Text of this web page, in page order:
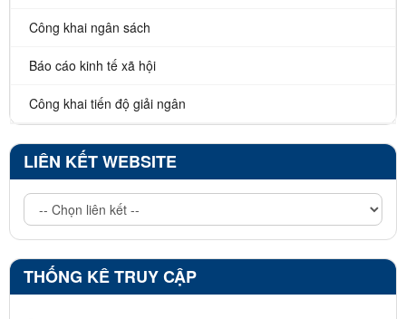
Công khai ngân sách
Báo cáo kinh tế xã hội
Công khai tiến độ giải ngân
LIÊN KẾT WEBSITE
THỐNG KÊ TRUY CẬP